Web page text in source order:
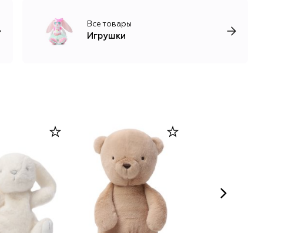
Все товары
Игрушки